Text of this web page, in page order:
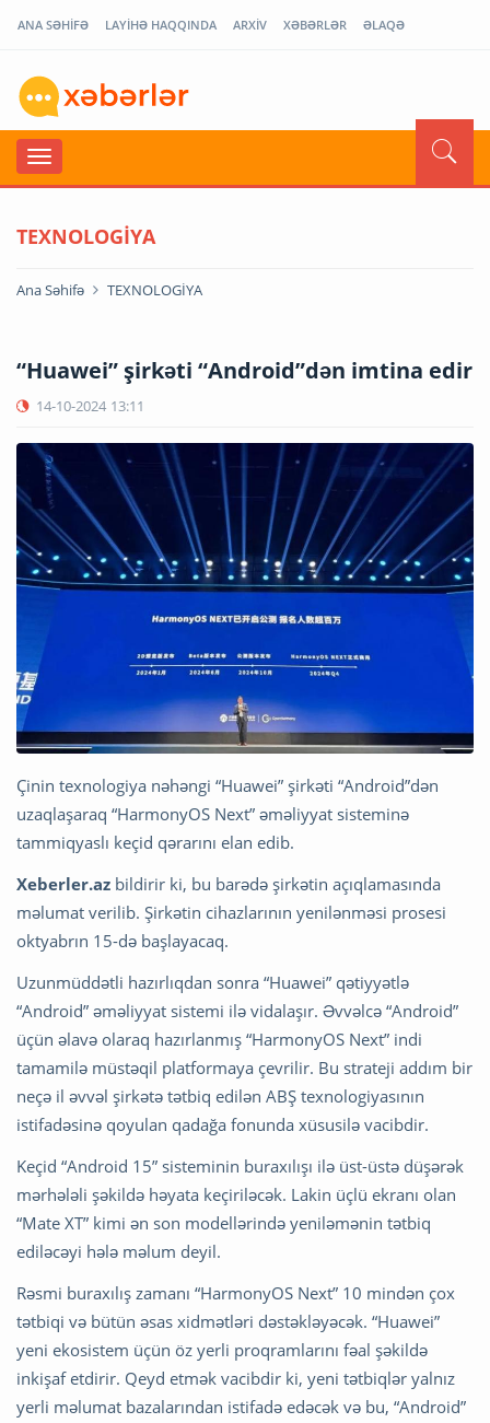
ANA SƏHİFƏ LAYİHƏ HAQQINDA ARXİV XƏBƏRLƏR ƏLAQƏ
TEXNOLOGİYA
Ana Səhifə TEXNOLOGİYA
“Huawei” şirkəti “Android”dən imtina edir
14-10-2024 13:11
Çinin texnologiya nəhəngi “Huawei” şirkəti “Android”dən
uzaqlaşaraq “HarmonyOS Next” əməliyyat sisteminə
tammiqyaslı keçid qərarını elan edib.
Xeberler.az bildirir ki, bu barədə şirkətin açıqlamasında
məlumat verilib. Şirkətin cihazlarının yenilənməsi prosesi
oktyabrın 15-də başlayacaq.
Uzunmüddətli hazırlıqdan sonra “Huawei” qətiyyətlə
“Android” əməliyyat sistemi ilə vidalaşır. Əvvəlcə “Android”
üçün əlavə olaraq hazırlanmış “HarmonyOS Next” indi
tamamilə müstəqil platformaya çevrilir. Bu strateji addım bir
neçə il əvvəl şirkətə tətbiq edilən ABŞ texnologiyasının
istifadəsinə qoyulan qadağa fonunda xüsusilə vacibdir.
Keçid “Android 15” sisteminin buraxılışı ilə üst-üstə düşərək
mərhələli şəkildə həyata keçiriləcək. Lakin üçlü ekranı olan
“Mate XT” kimi ən son modellərində yeniləmənin tətbiq
ediləcəyi hələ məlum deyil.
Rəsmi buraxılış zamanı “HarmonyOS Next” 10 mindən çox
tətbiqi və bütün əsas xidmətləri dəstəkləyəcək. “Huawei”
yeni ekosistem üçün öz yerli proqramlarını fəal şəkildə
inkişaf etdirir. Qeyd etmək vacibdir ki, yeni tətbiqlər yalnız
yerli məlumat bazalarından istifadə edəcək və bu, “Android”